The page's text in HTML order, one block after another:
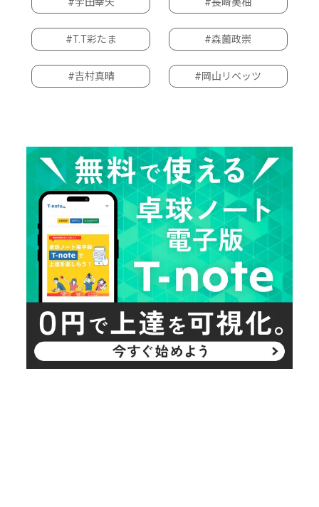
#宇田幸矢 #長﨑美柚
#T.T彩たま #森薗政崇
#吉村真晴 #岡山リベッツ